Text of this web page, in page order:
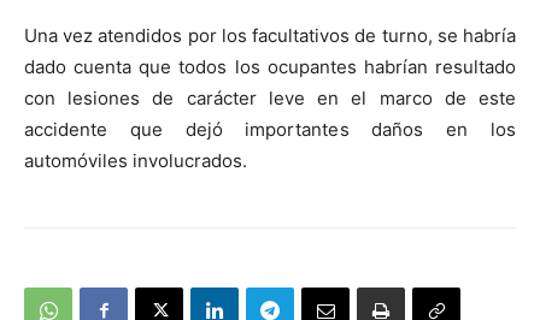
Una vez atendidos por los facultativos de turno, se habría
dado cuenta que todos los ocupantes habrían resultado
con lesiones de carácter leve en el marco de este
accidente que dejó importantes daños en los
automóviles involucrados.